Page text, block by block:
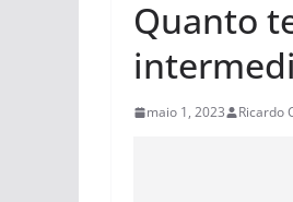
Quanto
maio 1, 2023 Ricardo